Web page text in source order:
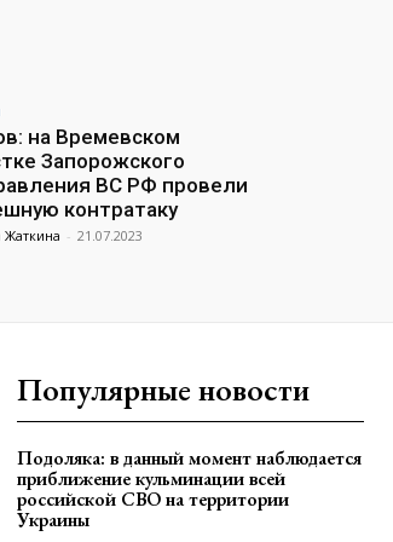
на Времевском
Запорожского
ВС РФ провели
контратаку
Жаткина - 21.07.2023
Популярные новости
Подоляка: в данный момент наблюдается
приближение кульминации всей
российской СВО на территории
Украины